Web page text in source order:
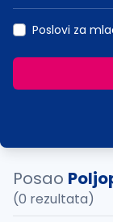
Poslovi za
Posao
(0 rezultata)